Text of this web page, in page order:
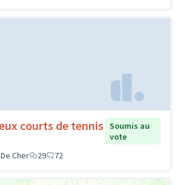
courts de tennis
Soumis au
vote
Cher
29 72